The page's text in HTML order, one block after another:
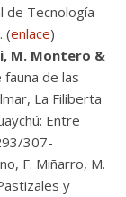
de Tecnología
(enlace)
M. Montero &
de las
La Filiberta
Entre
307-
F. Miñarro, M.
y